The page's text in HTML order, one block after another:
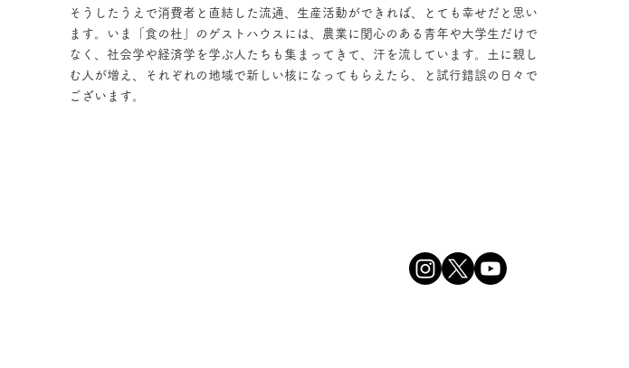
そうしたうえで消費者と直結した流通、生産活動ができれば、とても幸せだと思い
ます。いま「食の杜」のゲストハウスには、農業に関心のある青年や大学生だけで
なく、社会学や経済学を学ぶ人たちも集まってきて、汗を流しています。土に親し
む人が増え、それぞれの地域で新しい核になってもらえたら、と試行錯誤の日々で
ございます。